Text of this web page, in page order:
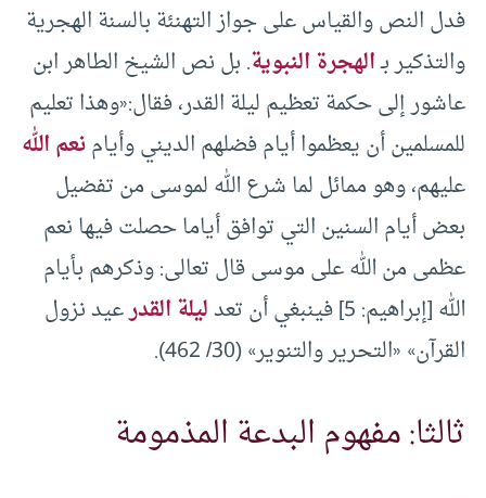
فدل النص والقياس على جواز التهنئة بالسنة الهجرية
والتذكير بـالهجرة النبوية. بل نص الشيخ الطاهر ابن
عاشور إلى حكمة تعظيم ليلة القدر، فقال:«وهذا تعليم
للمسلمين أن يعظموا أيام فضلهم الديني وأيامنعم الله
عليهم، وهو ممائل لما شرع الله لموسى من تفضيل
بعض أيام السنين التي توافق أياما حصلت فيها نعم
عظمى من الله على موسى قال تعالى: وذكرهم بأيام
الله [إبراهيم: 5] فينبغي أن تعد
ليلة القدرعيد نزول
القرآن» «التحرير والتنوير» (30/ 462).
ثالثا: مفهوم البدعة المذمومة